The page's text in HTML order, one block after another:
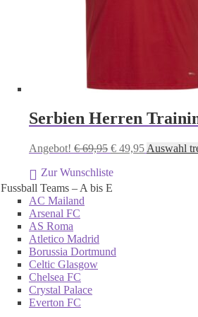
Serbien Herren
Angebot! €69,95 Ursprünglicher
war:
€ 69,95
€ 49,95Aktueller
Auswahl
Zur Wunschliste
Fussball Teams – A bis E
AC Mailand
Arsenal FC
AS Roma
Atletico Madrid
Borussia Dortmund
Celtic Glasgow
Chelsea FC
Crystal Palace
Everton FC